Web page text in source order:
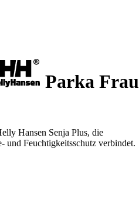
Parka Frau
Hansen Senja Plus, die
und Feuchtigkeitsschutz verbindet.